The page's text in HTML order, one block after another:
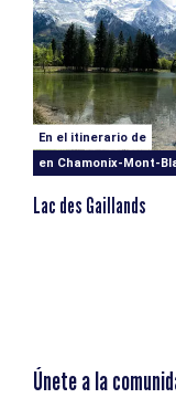
presencia de
bastante
escamas.
Altitud inicial
En el itinerario de
en Chamonix-Mont-
Lac des Gaillands
Únete a la